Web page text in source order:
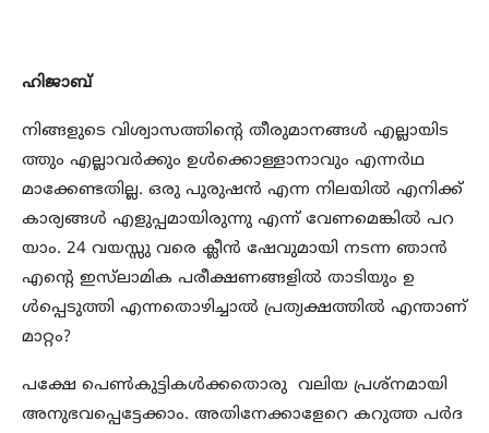
ഹിജാബ്
നിങ്ങളുടെ വിശ്വാസത്തിന്റെ തീരുമാനങ്ങള്‍ എല്ലായിട
ത്തും എല്ലാവര്‍ക്കും ഉള്‍ക്കൊള്ളാനാവും എന്നര്‍ഥ
മാക്കേണ്ടതില്ല. ഒരു പുരുഷന്‍ എന്ന നിലയില്‍ എനിക്ക്
കാര്യങ്ങള്‍ എളുപ്പമായിരുന്നു എന്ന് വേണമെങ്കില്‍ പറ
യാം. 24 വയസ്സു വരെ ക്ലീന്‍ ഷേവുമായി നടന്ന ഞാന്‍
എന്റെ ഇസ്‌ലാമിക പരീക്ഷണങ്ങളില്‍ താടിയും ഉ
ള്‍പ്പെടുത്തി എന്നതൊഴിച്ചാല്‍ പ്രത്യക്ഷത്തില്‍ എന്താണ്
മാറ്റം?
പക്ഷേ പെണ്‍കുട്ടികള്‍ക്കതൊരു വലിയ പ്രശ്‌നമായി
അനുഭവപ്പെട്ടേക്കാം. അതിനേക്കാളേറെ കറുത്ത പര്‍ദ